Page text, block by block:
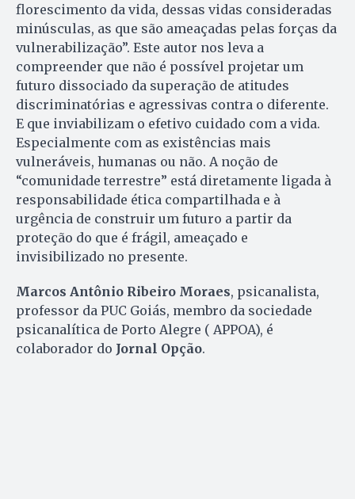
florescimento da vida, dessas vidas consideradas
minúsculas, as que são ameaçadas pelas forças da
vulnerabilização”. Este autor nos leva a
compreender que não é possível projetar um
futuro dissociado da superação de atitudes
discriminatórias e agressivas contra o diferente.
E que inviabilizam o efetivo cuidado com a vida.
Especialmente com as existências mais
vulneráveis, humanas ou não. A noção de
“comunidade terrestre” está diretamente ligada à
responsabilidade ética compartilhada e à
urgência de construir um futuro a partir da
proteção do que é frágil, ameaçado e
invisibilizado no presente.
Marcos Antônio Ribeiro Moraes, psicanalista,
professor da PUC Goiás, membro da sociedade
psicanalítica de Porto Alegre ( APPOA), é
colaborador do Jornal Opção.